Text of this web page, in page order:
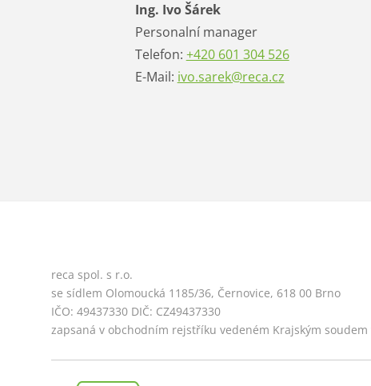
Ing. Ivo Šárek
Personalní manager
Telefon: +420 601 304 526
E-Mail: ivo.sarek@reca.cz
reca spol. s r.o.
se sídlem Olomoucká 1185/36, Černovice, 618 00 Brno
IČO: 49437330 DIČ: CZ49437330
zapsaná v obchodním rejstříku vedeném Krajským soudem